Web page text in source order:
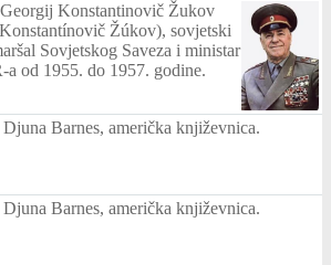
Konstantinovič Žukov
Žúkov), sovjetski
Sovjetskog Saveza i ministar
a od 1955. do 1957. godine.
Barnes, američka književnica.
Barnes, američka književnica.